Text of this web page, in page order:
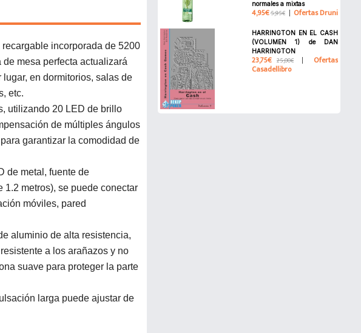
incorporada de 5200
mesa perfecta actualizará
en dormitorios, salas de
etc.
utilizando 20 LED de brillo
de múltiples ángulos
garantizar la comodidad de
de metal, fuente de
metros), se puede conectar
móviles, pared
aluminio de alta resistencia,
a los arañazos y no
suave para proteger la parte
larga puede ajustar de
normales a mixtas
4,95€5,95€ Ofertas Druni
HARRINGTON EN EL CASH
(VOLUMEN 1) de DAN
HARRINGTON
23,75€ 25,00€ Ofertas
Casadellibro